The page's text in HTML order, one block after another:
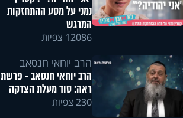
נמני על מסע ההתחזקות
המרגש
12086 צפיות
הרב יוחאי חנסאב
הרב יוחאי חנסאב - פרשת
ראה: סוד מעלת הצדקה
230 צפיות